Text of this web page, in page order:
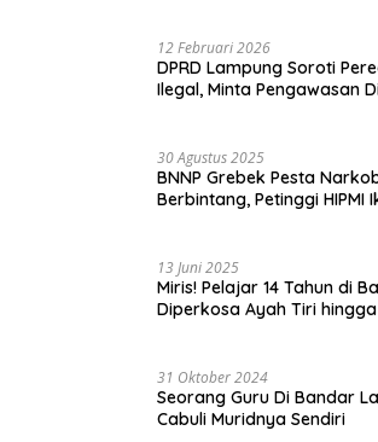
12 Februari 2026
DPRD Lampung Soroti
Ilegal, Minta Pengawasan
30 Agustus 2025
BNNP Grebek Pesta
Berbintang, Petinggi HIPMI
13 Juni 2025
Miris! Pelajar 14 Tahun di
Diperkosa Ayah Tiri
31 Oktober 2024
Seorang Guru Di Bandar
Cabuli Muridnya Sendiri